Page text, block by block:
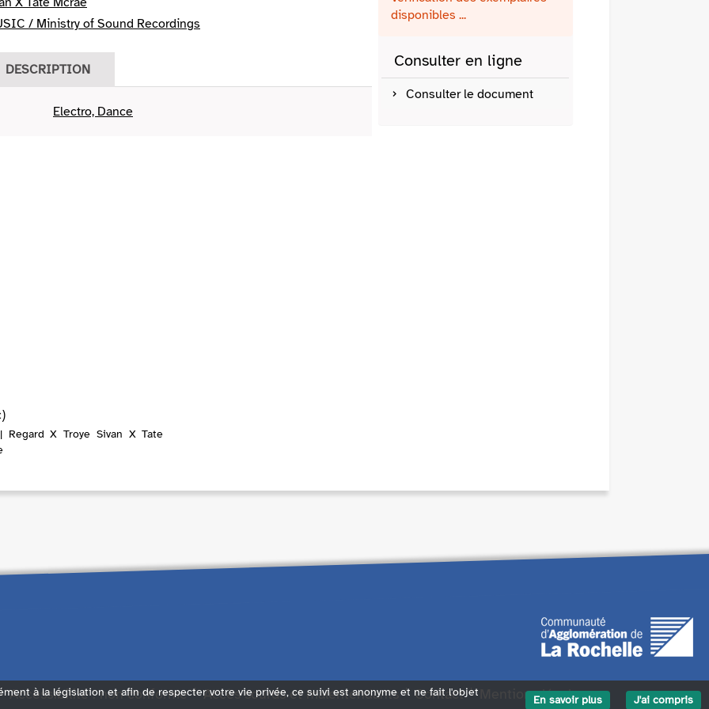
/ Ministry of Sound Recordings
DESCRIPTION
Electro, Dance
disponibles ...
Consulter en ligne
Consulter le document
Regard X Troye Sivan X Tate
Accessibilité : non conforme Accès sourds et malentendants Contact Mentions légales
à la législation et afin de respecter votre vie privée, ce suivi est anonyme et ne fait l'objet
En savoir plus J'ai compris